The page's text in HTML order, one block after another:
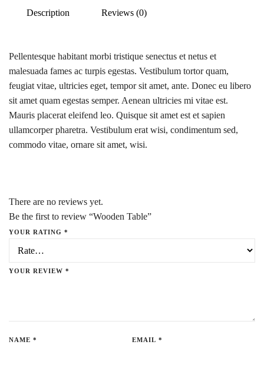
Description Reviews (0)
Pellentesque habitant morbi tristique senectus et netus et
malesuada fames ac turpis egestas. Vestibulum tortor quam,
feugiat vitae, ultricies eget, tempor sit amet, ante. Donec eu libero
sit amet quam egestas semper. Aenean ultricies mi vitae est.
Mauris placerat eleifend leo. Quisque sit amet est et sapien
ullamcorper pharetra. Vestibulum erat wisi, condimentum sed,
commodo vitae, ornare sit amet, wisi.
There are no reviews yet.
Be the first to review “Wooden Table”
YOUR RATING *
YOUR REVIEW *
NAME * EMAIL *